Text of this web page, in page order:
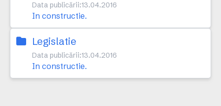
Data publicării:13.04.2016
In constructie.
Legislatie
Data publicării:13.04.2016
In constructie.